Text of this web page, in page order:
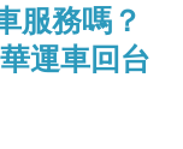
服務嗎？
運車回台